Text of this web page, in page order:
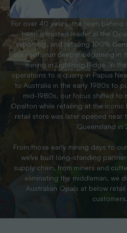
For over 40 years, the team behind
been a trusted leader in the
exporting, and retailing 100%
our roots run deeper beginning in
mining in Lightning Ridge. In
operations to a quarry in Papua
to Australia in the early 1980s to
mid-1980s, our focus shifted to
Opalton while retailing at the iconic
retail store was later opened near
Queensland in
From those early mining days to
we’ve built long-standing
supply chain, from miners and
eliminating the middleman, we
Australian Opals at below
customers.